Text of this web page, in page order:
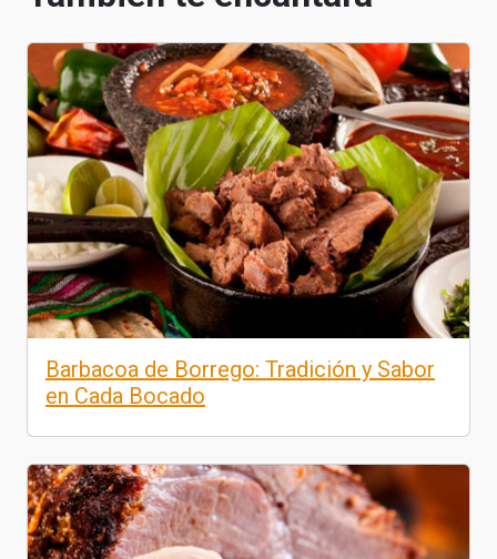
Barbacoa de Borrego: Tradición y Sabor
en Cada Bocado